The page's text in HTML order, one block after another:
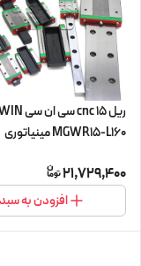
MGWR15-L160 مینیاتوری
21,729,400
افزودن به سبد